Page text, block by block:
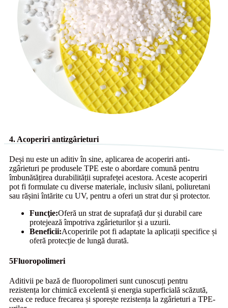
4. Acoperiri antizgârieturi
Deși nu este un aditiv în sine, aplicarea de acoperiri anti-
zgârieturi pe produsele TPE este o abordare comună pentru
îmbunătățirea durabilității suprafeței acestora. Aceste acoperiri
pot fi formulate cu diverse materiale, inclusiv silani, poliuretani
sau rășini întărite cu UV, pentru a oferi un strat dur și protector.
Funcţie:Oferă un strat de suprafață dur și durabil care
protejează împotriva zgârieturilor și a uzurii.
Beneficii:Acoperirile pot fi adaptate la aplicații specifice și
oferă protecție de lungă durată.
5Fluoropolimeri
Aditivii pe bază de fluoropolimeri sunt cunoscuți pentru
rezistența lor chimică excelentă și energia superficială scăzută,
ceea ce reduce frecarea și sporește rezistența la zgârieturi a TPE-